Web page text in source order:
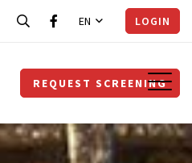
EN LOGIN
REQUEST SCREENING